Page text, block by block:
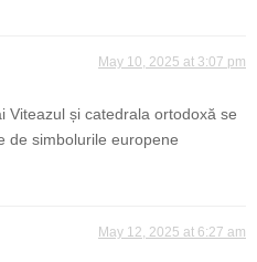
May 10, 2025 at 3:07 pm
Viteazul și catedrala ortodoxă se
de simbolurile europene
May 12, 2025 at 6:27 am